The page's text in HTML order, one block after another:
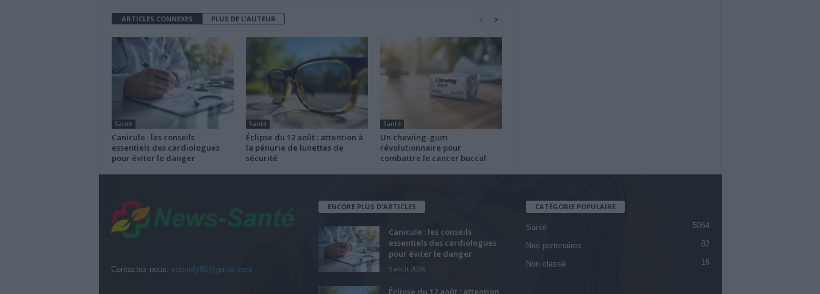
ARTICLES CONNEXES PLUS DE L'AUTEUR
Santé
Canicule : les conseils
essentiels des cardiologues
pour éviter le danger
Santé
Éclipse du 12 août : attention à
la pénurie de lunettes de
sécurité
Santé
Un chewing-gum
révolutionnaire pour
combattre le cancer buccal
Contactez-nous: edentify95@gmail.com
ENCORE PLUS D'ARTICLES
Canicule : les conseils
essentiels des cardiologues
pour éviter le danger
5 août 2026
Éclipse du 12 août : attention
CATÉGORIE POPULAIRE
Santé 5064
Nos partenaires 82
Non classé 16